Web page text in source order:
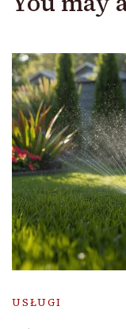
USŁUGI